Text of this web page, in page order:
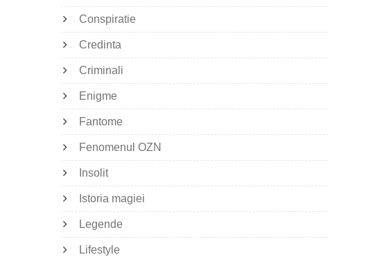
Conspiratie
Credinta
Criminali
Enigme
Fantome
Fenomenul OZN
Insolit
Istoria magiei
Legende
Lifestyle